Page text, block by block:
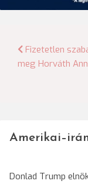
navigáció
Fizetetlen
meg Horváth
Donlad Trump